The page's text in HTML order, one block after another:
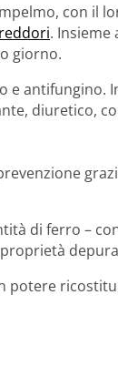
con il
. Insieme
giorno.
antifungino.
diuretico,
di ferro –
potere